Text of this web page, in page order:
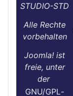
STUDIO-STD
Alle Rechte
vorbehalten
Joomla! ist
freie, unter
der
GNU/GPL-